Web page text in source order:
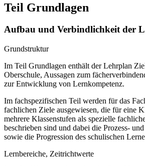
Teil Grundlagen
Aufbau und Verbindlichkeit der
Grundstruktur
Im Teil Grundlagen enthält der Lehrplan
Oberschule, Aussagen zum
zur Entwicklung von Lernkompetenz.
Im fachspezifischen Teil werden für das
fachlichen Ziele ausgewiesen, die für eine
mehrere Klassenstufen als spezielle
beschrieben sind und dabei die Prozess-
sowie die Progression des schulischen
Lernbereiche, Zeitrichtwerte